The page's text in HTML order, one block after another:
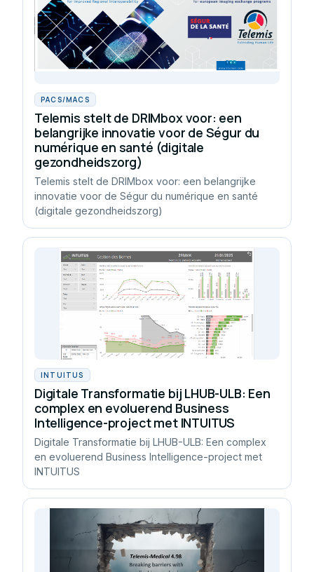
PACS/MACS
Telemis stelt de DRIMbox voor: een
belangrijke innovatie voor de Ségur du
numérique en santé (digitale
gezondheidszorg)
Telemis stelt de DRIMbox voor: een belangrijke
innovatie voor de Ségur du numérique en santé
(digitale gezondheidszorg)
INTUITUS
Digitale Transformatie bij LHUB-ULB: Een
complex en evoluerend Business
Intelligence-project met INTUITUS
Digitale Transformatie bij LHUB-ULB: Een complex
en evoluerend Business Intelligence-project met
INTUITUS